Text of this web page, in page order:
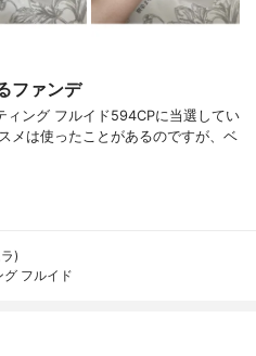
ファンデ
ング フルイド594CPに当選してい
メは使ったことがあるのですが、ベ
)
フルイド